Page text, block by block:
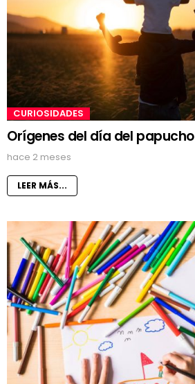
CURIOSIDADES
Orígenes del día del papucho
hace 2 meses
LEER MÁS...